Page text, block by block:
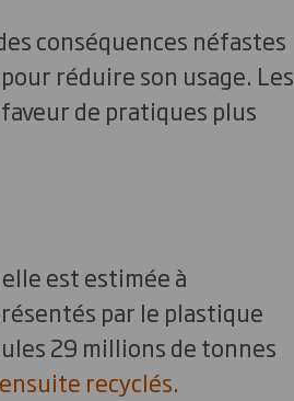
conséquences néfastes
réduire son usage. Les
de pratiques plus
est estimée à
par le plastique
29 millions de tonnes
recyclés.